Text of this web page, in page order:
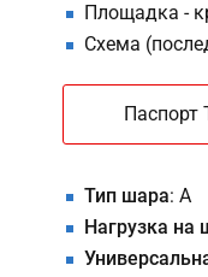
Площадка -
Схема
Паспорт
Тип шара: A
Нагрузка на